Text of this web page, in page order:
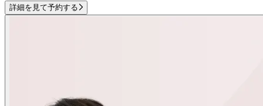
詳細を見て予約する